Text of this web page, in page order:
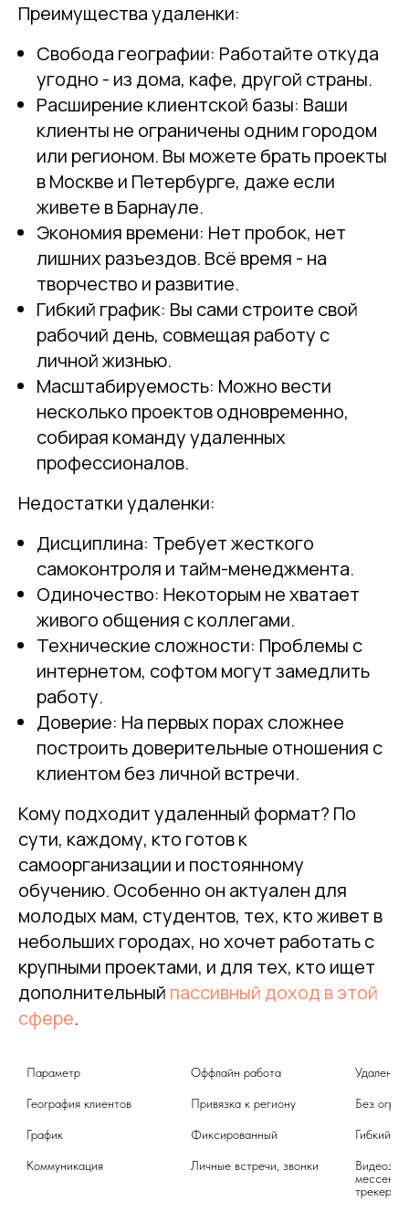
Преимущества удаленки:
Свобода географии: Работайте откуда
угодно - из дома, кафе, другой страны.
Расширение клиентской базы: Ваши
клиенты не ограничены одним городом
или регионом. Вы можете брать проекты
в Москве и Петербурге, даже если
живете в Барнауле.
Экономия времени: Нет пробок, нет
лишних разъездов. Всё время - на
творчество и развитие.
Гибкий график: Вы сами строите свой
рабочий день, совмещая работу с
личной жизнью.
Масштабируемость: Можно вести
несколько проектов одновременно,
собирая команду удаленных
профессионалов.
Недостатки удаленки:
Дисциплина: Требует жесткого
самоконтроля и тайм-менеджмента.
Одиночество: Некоторым не хватает
живого общения с коллегами.
Технические сложности: Проблемы с
интернетом, софтом могут замедлить
работу.
Доверие: На первых порах сложнее
построить доверительные отношения с
клиентом без личной встречи.
Кому подходит удаленный формат? По
сути, каждому, кто готов к
самоорганизации и постоянному
обучению. Особенно он актуален для
молодых мам, студентов, тех, кто живет в
небольших городах, но хочет работать с
крупными проектами, и для тех, кто ищет
дополнительный пассивный доход в этой
сфере.
Параметр Оффлайн работа
География клиентов Привязка к региону Без
График Фиксированный Гибкий
Коммуникация Личные встречи, звонки
трекеры